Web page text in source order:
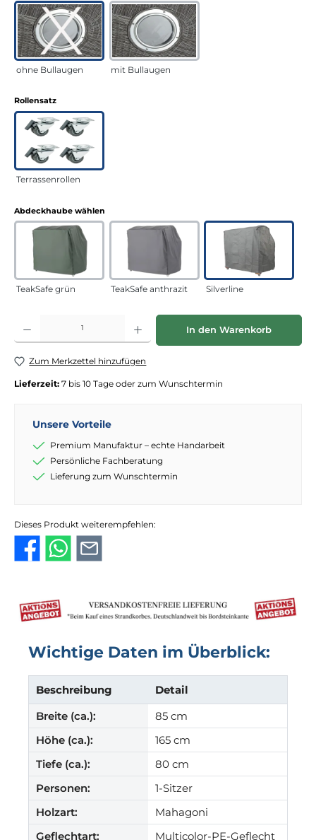
ohne Bullaugen mit Bullaugen
Rollensatzauswählen
Terrassenrollen
Abdeckhaube wählen
TeakSafe grün TeakSafe anthrazit Silverline
Produkt Anzahl: Gib den gewünschten Wert ein oder benutze die
In den Warenkorb
Zum Merkzettel hinzufügen
Lieferzeit: 7 bis 10 Tage oder zum Wunschtermin
Unsere Vorteile
Premium Manufaktur – echte Handarbeit
Persönliche Fachberatung
Lieferung zum Wunschtermin
Dieses Produkt weiterempfehlen:
Wichtige Daten im Überblick:
Beschreibung
Detail
Breite (ca.):
85 cm
Höhe (ca.):
165 cm
Tiefe (ca.):
80 cm
Personen:
1-Sitzer
Holzart:
Mahagoni
Geflechtart:
Multicolor-PE-Geflecht